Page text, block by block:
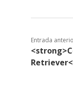
Entrada